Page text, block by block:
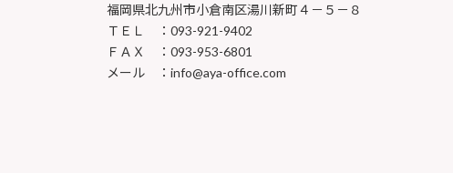
福岡県北九州市小倉南区湯川新町４－５－８
ＴＥＬ ：093-921-9402
ＦＡＸ ：093-953-6801
メール ：info@aya-office.com